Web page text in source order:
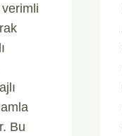
Bu